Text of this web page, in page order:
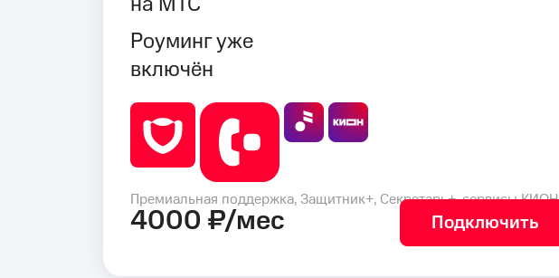
Роуминг уже
включён
Премиальная поддержка, Защитник+, Секретарь+, сервисы КИОН
4000 ₽/мес Подключить